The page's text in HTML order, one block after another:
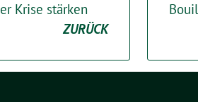
Krise stärken
ZURÜCK